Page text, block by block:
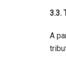
3.3.
A